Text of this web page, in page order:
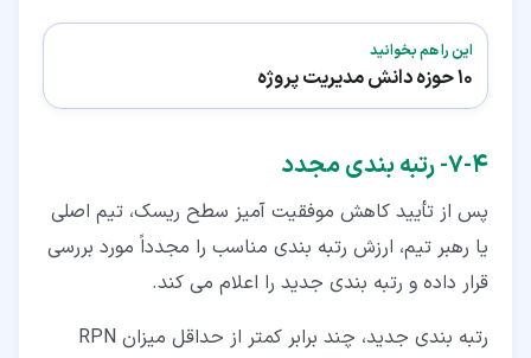
این را هم بخوانید
10 حوزه دانش مدیریت پروژه
۴‏-‏۷‏- رتبه بندی مجدد
پس از تأیید کاهش موفقیت آمیز سطح ریسک، تیم اصلی
یا رهبر تیم، ارزش رتبه بندی مناسب را مجدداً مورد بررسی
قرار داده و رتبه بندی جدید را اعلام می کند.
رتبه بندی جدید، چند برابر کمتر از حداقل میزان RPN